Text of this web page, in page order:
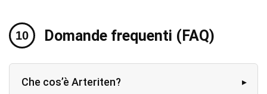
Domande frequenti (FAQ)
Che cos’è Arteriten?